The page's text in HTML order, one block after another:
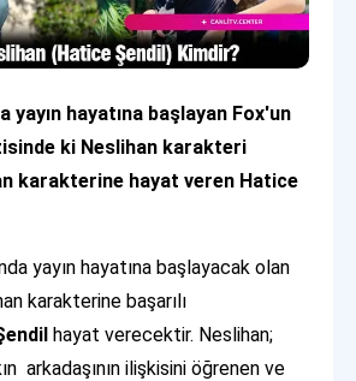
yayın hayatına başlayan Fox'un
ki Neslihan karakteri
karakterine hayat veren Hatice
yayın hayatına başlayacak olan
karakterine başarılı
hayat verecektir. Neslihan;
arkadaşının ilişkisini öğrenen ve